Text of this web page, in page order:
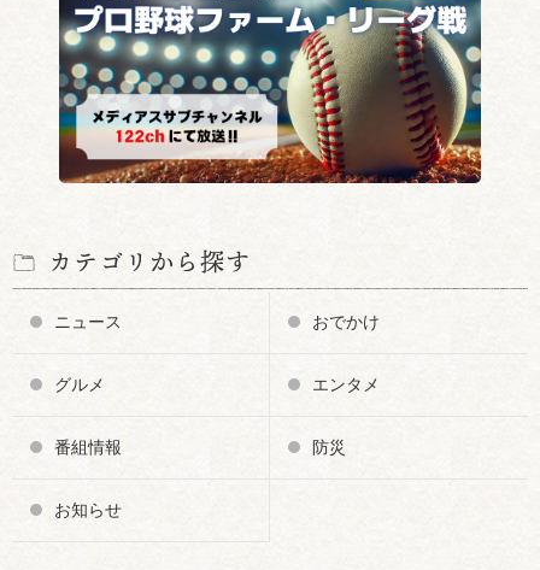
カテゴリから探す
ニュース おでかけ
グルメ エンタメ
番組情報 防災
お知らせ